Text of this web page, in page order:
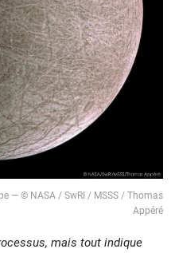
— © NASA / SwRI / MSSS / Thomas
Appéré
mais tout indique